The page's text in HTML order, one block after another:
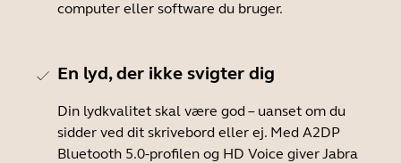
computer eller software du bruger.
En lyd, der ikke svigter dig
Din lydkvalitet skal være god – uanset om du
sidder ved dit skrivebord eller ej. Med A2DP
Bluetooth 5.0-profilen og HD Voice giver Jabra